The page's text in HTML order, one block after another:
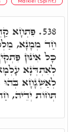
538. פִּתְחָא
חַד מְמָנָא,
כָּל אִינּוּן
לְאִתְדְּנָא
לְאַשְׁגָחָא בְּהוּ
תְּחוֹת יְדֵיהּ,